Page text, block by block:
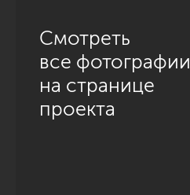
Смотреть
все фотографии
на странице
проекта